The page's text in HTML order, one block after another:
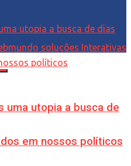
uma utopia a busca de
em nossos políticos
soluções Interativas